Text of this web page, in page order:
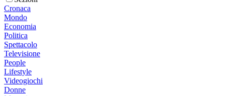
Cronaca
Mondo
Economia
Politica
Spettacolo
Televisione
People
Lifestyle
Videogiochi
Donne